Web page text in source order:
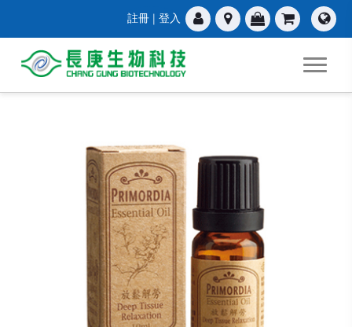
註冊 | 登入